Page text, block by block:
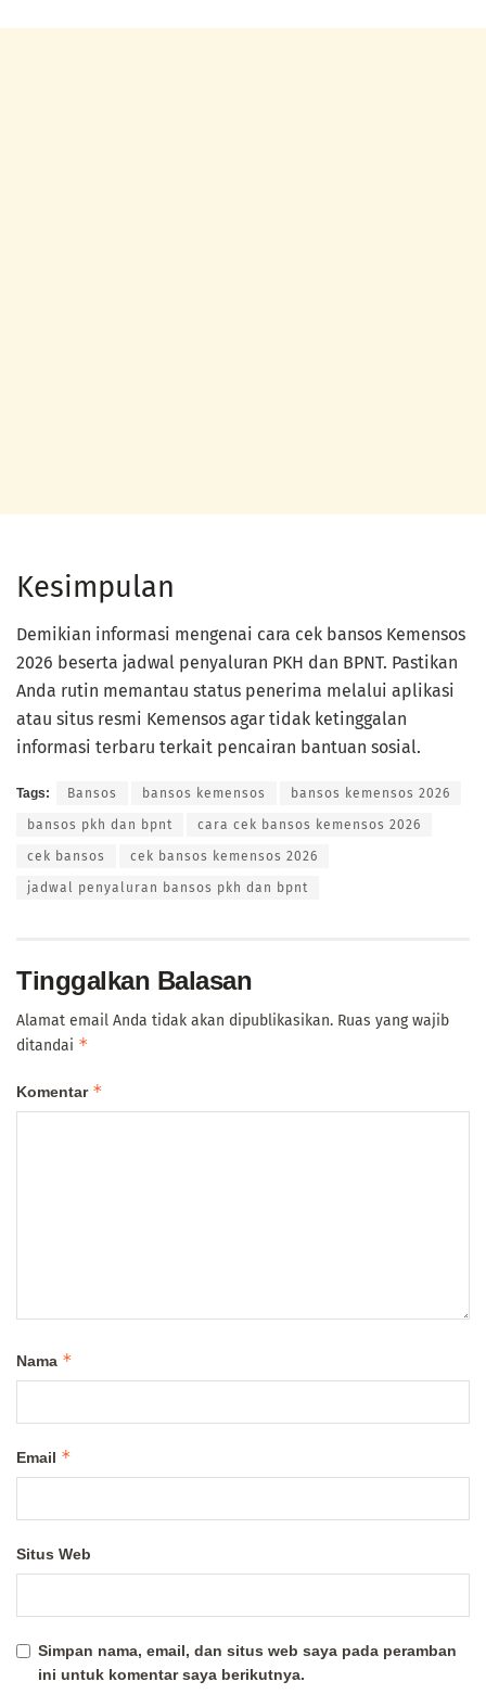
Kesimpulan
Demikian informasi mengenai cara cek bansos Kemensos
2026 beserta jadwal penyaluran PKH dan BPNT. Pastikan
Anda rutin memantau status penerima melalui aplikasi
atau situs resmi Kemensos agar tidak ketinggalan
informasi terbaru terkait pencairan bantuan sosial.
Tags: Bansos bansos kemensos bansos kemensos 2026
bansos pkh dan bpnt cara cek bansos kemensos 2026
cek bansos cek bansos kemensos 2026
jadwal penyaluran bansos pkh dan bpnt
Tinggalkan Balasan
Alamat email Anda tidak akan dipublikasikan. Ruas yang wajib
ditandai *
Komentar *
Nama *
Email *
Situs Web
Simpan nama, email, dan situs web saya pada peramban
ini untuk komentar saya berikutnya.